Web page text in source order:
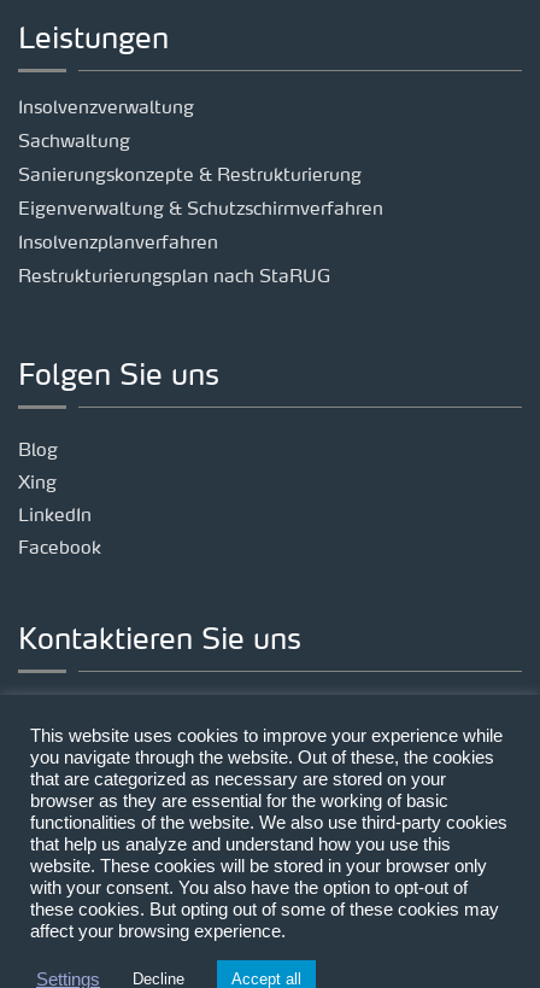
Leistungen
Insolvenzverwaltung
Sachwaltung
Sanierungskonzepte & Restrukturierung
Eigenverwaltung & Schutzschirmverfahren
Insolvenzplanverfahren
Restrukturierungsplan nach StaRUG
Folgen Sie uns
Blog
Xing
LinkedIn
Facebook
Kontaktieren Sie uns
Landsberger Straße 191, 80687 München
Telefon:
+49 89 | 212314-0
E-Mail:
mail@lecon.eu
Copyright © 2026 LECON
Kontakt
This website uses cookies to improve your experience while
you navigate through the website. Out of these, the cookies
that are categorized as necessary are stored on your
browser as they are essential for the working of basic
functionalities of the website. We also use third-party cookies
that help us analyze and understand how you use this
website. These cookies will be stored in your browser only
with your consent. You also have the option to opt-out of
these cookies. But opting out of some of these cookies may
affect your browsing experience.
Settings Decline Accept all